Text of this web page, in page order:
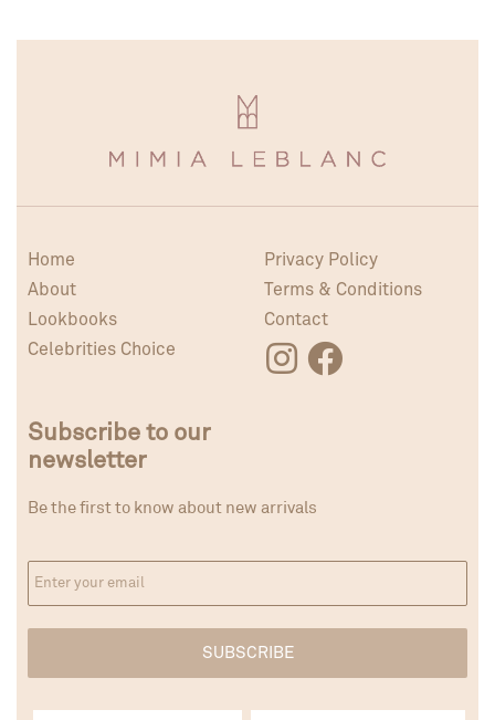
Home
About
Lookbooks
Celebrities Choice
Privacy Policy
Terms & Conditions
Contact
Subscribe to our
newsletter
Be the first to know about new arrivals